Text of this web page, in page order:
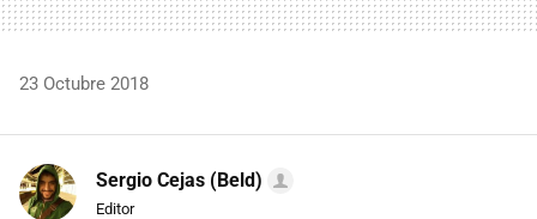
23 Octubre 2018
Sergio Cejas (Beld)
Editor